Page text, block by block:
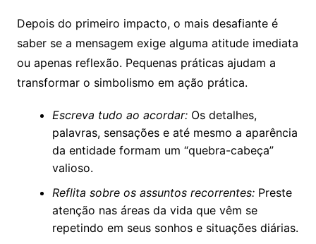
Depois do primeiro impacto, o mais desafiante é
saber se a mensagem exige alguma atitude imediata
ou apenas reflexão. Pequenas práticas ajudam a
transformar o simbolismo em ação prática.
Escreva tudo ao acordar:Os detalhes,
palavras, sensações e até mesmo a aparência
da entidade formam um “quebra-cabeça”
valioso.
Reflita sobre os assuntos recorrentes:Preste
atenção nas áreas da vida que vêm se
repetindo em seus sonhos e situações diárias.